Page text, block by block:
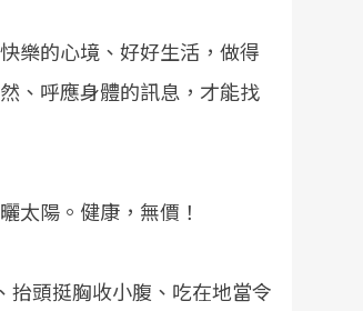
樂的心境、好好生活，做得
、呼應身體的訊息，才能找
太陽。健康，無價！
抬頭挺胸收小腹、吃在地當令